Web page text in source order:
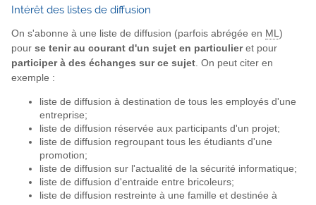
Intérêt des listes de diffusion
On s'abonne à une liste de diffusion (parfois abrégée en ML)
pour se tenir au courant d'un sujet en particulieret pour
participer à des échanges sur ce sujet. On peut citer en
exemple :
liste de diffusion à destination de tous les employés d'une
entreprise;
liste de diffusion réservée aux participants d'un projet;
liste de diffusion regroupant tous les étudiants d'une
promotion;
liste de diffusion sur l'actualité de la sécurité informatique;
liste de diffusion d'entraide entre bricoleurs;
liste de diffusion restreinte à une famille et destinée à